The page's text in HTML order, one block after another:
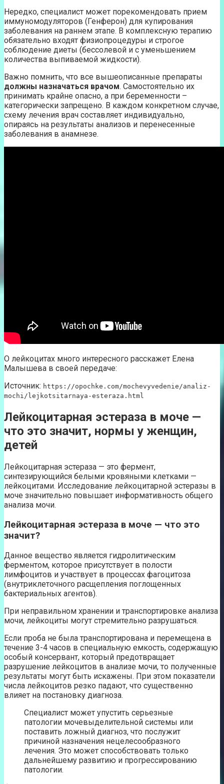
Нередко, специалист может порекомендовать прием
иммуномодуляторов (Генферон) для купирования
заболевания на раннем этапе. В комплексную терапию
обязательно входят физиопроцедуры и строгое
соблюдение диеты (бессолевой и с уменьшением
количества выпиваемой жидкости).
Важно помнить, что все вышеописанные препараты
должны назначаться врачом. Самостоятельно их
принимать крайне опасно, а при беременности –
категорически запрещено. В каждом конкретном случае,
схему лечения врач составляет индивидуально,
опираясь на результаты анализов и перенесенные
заболевания в анамнезе.
О лейкоцитах много интересного расскажет Елена
Малышева в своей передаче:
Источник: https://opochke.com/mochevyvedenie/analiz-
mochi/lejkotsitarnaya-esteraza.html
Лейкоцитарная эстераза в моче —
что это значит, нормы у женщин,
детей
Лейкоцитарная эстераза — это фермент,
синтезирующийся белыми кровяными клетками —
лейкоцитами. Исследование лейкоцитарной эстеразы в
моче значительно повышает информативность общего
анализа мочи.
Лейкоцитарная эстераза в моче — что это
значит?
Данное вещество является гидролитическим
ферментом, которое присутствует в полости
лимфоцитов и участвует в процессах фагоцитоза
(внутриклеточного расщепления поглощенных
бактериальных агентов).
При неправильном хранении и транспортировке анализа
мочи, лейкоциты могут стремительно разрушаться.
Если проба не была транспортирована и перемещена в
течение 3-4 часов в специальную емкость, содержащую
особый консервант, который предотвращает
разрушение лейкоцитов в анализе мочи, то полученные
результаты могут быть искажены. При этом показатели
числа лейкоцитов резко падают, что существенно
влияет на постановку диагноза.
Специалист может упустить серьезные
патологии мочевыделительной системы или
поставить ложный диагноз, что послужит
причиной назначения нецелесообразного
лечения. Это может способствовать только
дальнейшему развитию и прогрессированию
патологии.